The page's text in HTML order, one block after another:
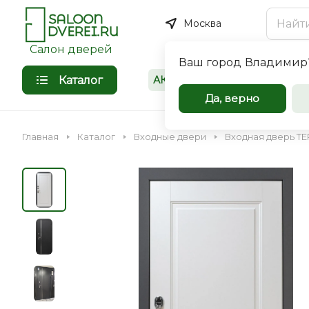
Салон дверей
Москва
Ваш город
Да, верно
Каталог АКЦИИ
Главная Каталог Входные двери Входная дверь
входные
Компания
сотрудничеству
организации,